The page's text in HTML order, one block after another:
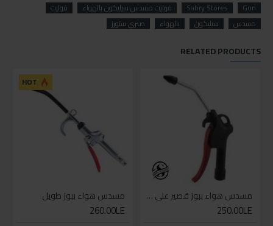
Gun
Sabry Stores فوليت مسدس سيليكون بالهواء
فوليت
مسدس
سيليكون بالهواء صبري ستورز
RELATED PRODUCTS
مسدس هواء ببوز قصير على كارت
250.00LE
HOT
مسدس هواء ببوز طويل
260.00LE